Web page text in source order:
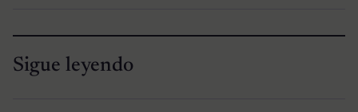
Sigue leyendo